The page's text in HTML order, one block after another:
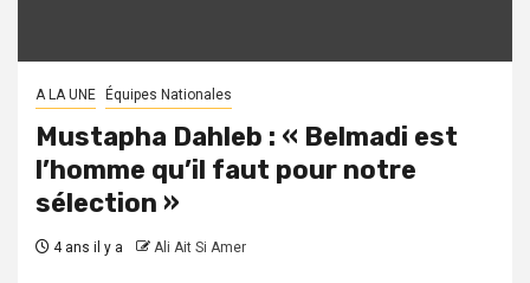
A LA UNE Équipes Nationales
Mustapha Dahleb : « Belmadi est
l’homme qu’il faut pour notre
sélection »
4 ans il y a Ali Ait Si Amer